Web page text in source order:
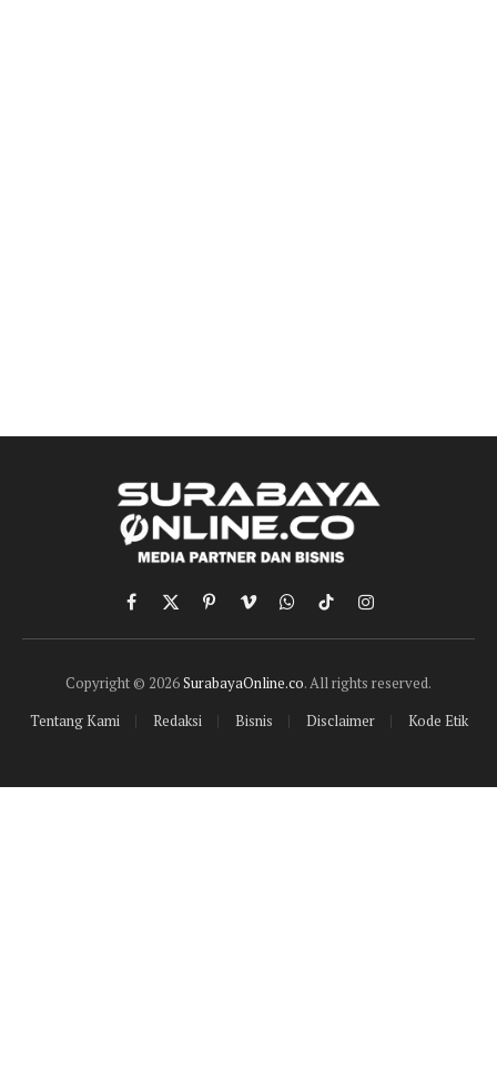
Facebook
X
(Twitter)
PinterestVimeoWhatsApp
TikTokInstagram
Copyright © 2026SurabayaOnline.co. All rights reserved.
Tentang Kami
Redaksi Bisnis Disclaimer Kode Etik